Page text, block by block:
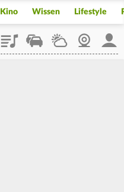
Kino Wissen Lifestyle
PlaylistStaupilotWetterWebcam